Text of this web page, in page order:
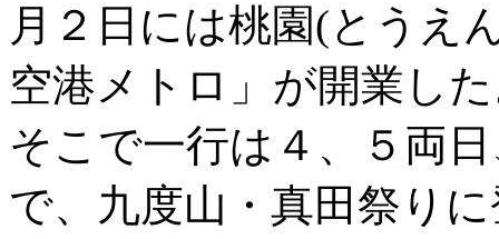
月２日には桃園(とうえ
空港メトロ」が開業し
そこで一行は４、５両
で、九度山・真田祭り